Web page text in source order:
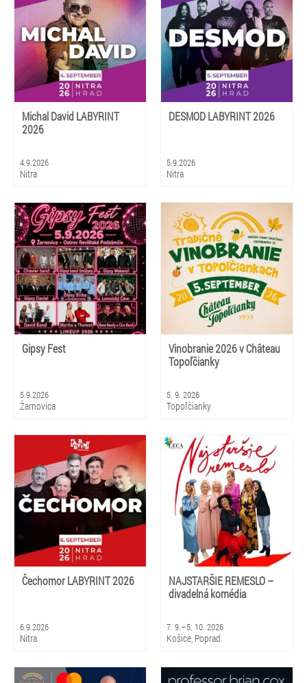
Michal David LABYRINT
2026
4.9.2026
Nitra
DESMOD LABYRINT 2026
5.9.2026
Nitra
Gipsy Fest
5.9.2026
Žarnovica
Vinobranie 2026 v Château
Topoľčianky
5. 9. 2026
Topoľčianky
Čechomor LABYRINT 2026
6.9.2026
Nitra
NAJSTARŠIE REMESLO –
divadelná komédia
7. 9.–5. 10. 2026
Košice, Poprad